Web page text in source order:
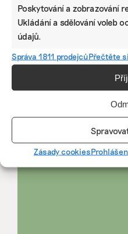
Poskytování a zobrazování
Ukládání a sdělování voleb
údajů.
Správa 1811 prodejcůPřečtěte
Zásady cookies